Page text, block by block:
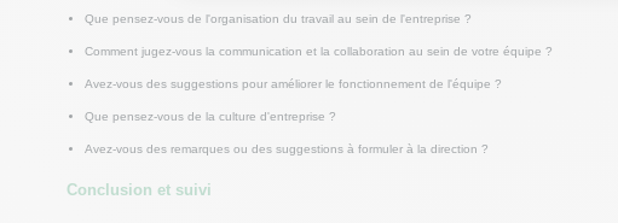
Que pensez-vous de l'organisation du travail au sein de l'entreprise ?
Comment jugez-vous la communication et la collaboration au sein de votre équipe ?
Avez-vous des suggestions pour améliorer le fonctionnement de l'équipe ?
Que pensez-vous de la culture d'entreprise ?
Avez-vous des remarques ou des suggestions à formuler à la direction ?
Conclusion et suivi